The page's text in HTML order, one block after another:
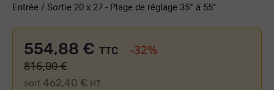
Entrée / Sortie 20 x 27 - Plage de réglage 35° à 55°
554,88 €
soit 462,40 € HT
TTC -32%
816,00 €